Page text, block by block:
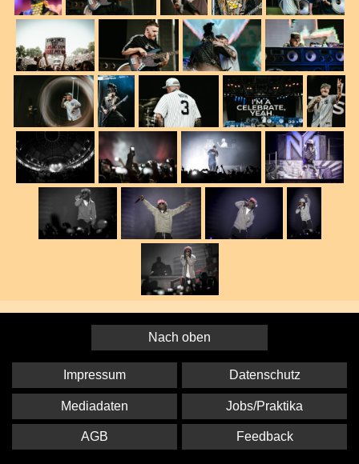
Nach oben
Impressum Datenschutz
Mediadaten Jobs/Praktika
AGB Feedback